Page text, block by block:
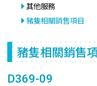
其他服務
豬隻相關銷售項目
豬隻相關銷售
D369-09